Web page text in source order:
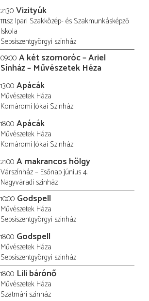
21:30 Vizityúk
111.sz. Ipari Szakközép- és Szakmunkásképző
Iskola
Sepsiszentgyörgyi színház
09:00 A két szomoróc – Ariel
Sínház – Művészetek Héza
13:00 Apácák
Művészetek Háza
Komáromi Jókai Színház
18:00 Apácák
Művészetek Háza
Komáromi Jókai Színház
21:00 A makrancos hölgy
Várszínház – Esőnap június 4.
Nagyváradi színház
10:00 Godspell
Művészetek Háza
Sepsiszentgyörgyi színház
18:00 Godspell
Művészetek Háza
Sepsiszentgyörgyi színház
18:00 Lili bárónő
Művészetek Háza
Szatmári színház